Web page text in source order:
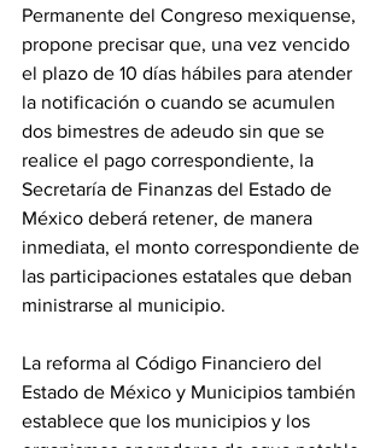
Permanente del Congreso mexiquense,
propone precisar que, una vez vencido
el plazo de 10 días hábiles para atender
la notificación o cuando se acumulen
dos bimestres de adeudo sin que se
realice el pago correspondiente, la
Secretaría de Finanzas del Estado de
México deberá retener, de manera
inmediata, el monto correspondiente de
las participaciones estatales que deban
ministrarse al municipio.
La reforma al Código Financiero del
Estado de México y Municipios también
establece que los municipios y los